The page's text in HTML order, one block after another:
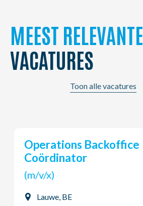
MEEST RELEVANTE
VACATURES
Toon alle vacatures
Operations Backoffice
Coördinator
(m/v/x)
Lauwe, BE